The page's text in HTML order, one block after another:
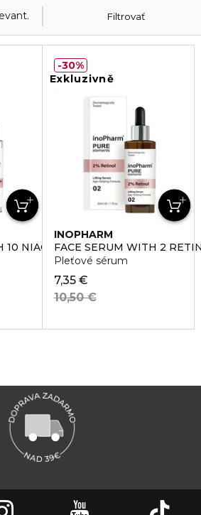
Filtrovať
10 NIACINAMIDE SERUM 1 ZINC
Exkluzivně
INOPHARM
FACE SERUM WITH 2
Pleťové sérum
7,35 €
10,50 €
30%